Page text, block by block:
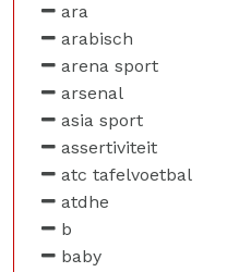
ara
arabisch
arena sport
arsenal
asia sport
assertiviteit
atc tafelvoetbal
atdhe
b
baby